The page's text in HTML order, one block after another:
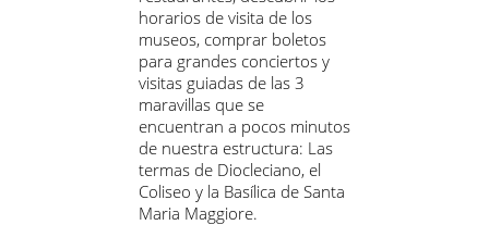
horarios de visita de los
museos, comprar boletos
para grandes conciertos y
visitas guiadas de las 3
maravillas que se
encuentran a pocos minutos
de nuestra estructura: Las
termas de Diocleciano, el
Coliseo y la Basílica de Santa
Maria Maggiore.